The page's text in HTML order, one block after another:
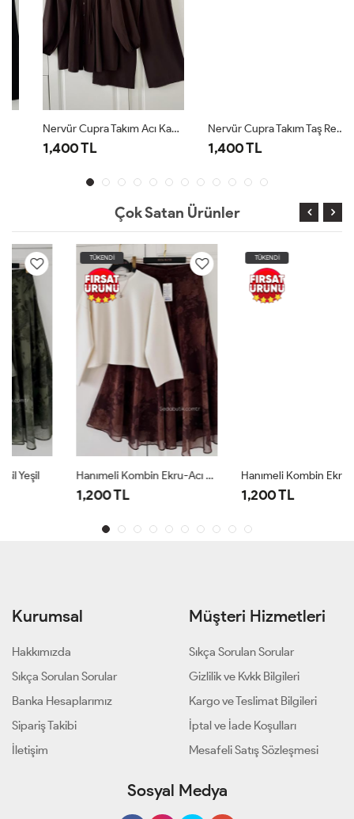
Nervür Cupra Takım Acı Kahve
1,400 TL
Nervür Cupra Takım Taş Rengi
1,400 TL
Çok Satan Ürünler
TÜKENDİ
Hanımeli Kombin Ekru-Acı Kahve Ekru
TÜKENDİ
Hanımeli Kombin Ekru-Bordo Ekru Bordo
Kurumsal
Hakkımızda
Sıkça Sorulan Sorular
Banka Hesaplarımız
Sipariş Takibi
İletişim
Müşteri Hizmetleri
Sıkça Sorulan Sorular
Gizlilik ve Kvkk Bilgileri
Kargo ve Teslimat Bilgileri
İptal ve İade Koşulları
Mesafeli Satış Sözleşmesi
Sosyal Medya